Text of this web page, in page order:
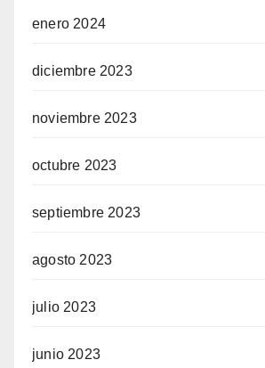
enero 2024
diciembre 2023
noviembre 2023
octubre 2023
septiembre 2023
agosto 2023
julio 2023
junio 2023